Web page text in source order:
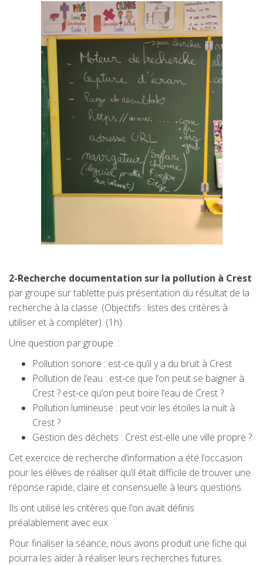
2-Recherche documentation sur la pollution à Crest
par groupe sur tablette puis présentation du résultat de la
recherche à la classe. (Objectifs : listes des critères à
utiliser et à compléter). (1h)
Une question par groupe :
Pollution sonore : est-ce qu’il y a du bruit à Crest
Pollution de l’eau : est-ce que l’on peut se baigner à
Crest ? est-ce qu’on peut boire l’eau de Crest ?
Pollution lumineuse : peut voir les étoiles la nuit à
Crest ?
Gestion des déchets : Crest est-elle une ville propre ?
Cet exercice de recherche d’information a été l’occasion
pour les élèves de réaliser qu’il était difficile de trouver une
réponse rapide, claire et consensuelle à leurs questions.
Ils ont utilisé les critères que l’on avait définis
préalablement avec eux.
Pour finaliser la séance, nous avons produit une fiche qui
pourra les aider à réaliser leurs recherches futures.